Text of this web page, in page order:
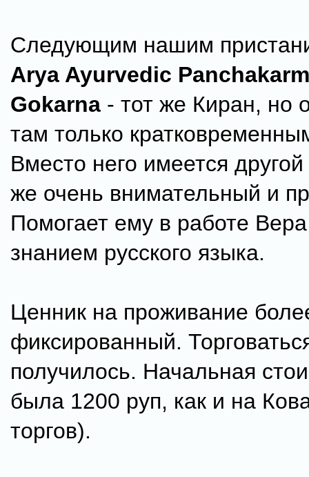
Следующим нашим
Arya Ayurvedic
Gokarna - тот же Киран, но
там только
Вместо него имеется другой
же очень внимательный и
Помогает ему в работе
знанием русского языка.
Ценник на проживание
фиксированный.
получилось. Начальная
была 1200 руп, как и на
торгов).